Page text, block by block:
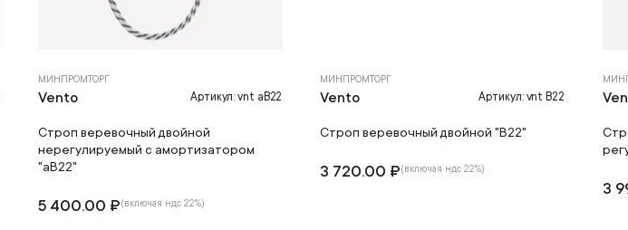
МИНПРОМТОРГ
Vento Артикул: vnt aB22
Строп веревочный двойной
нерегулируемый с амортизатором
"аВ22"
5 400.00 ₽(включая ндс 22%)
МИНПРОМТОРГ
Vento Артикул: vnt B22
Строп веревочный двойной "В22"
3 720.00 ₽(включая ндс 22%)
3